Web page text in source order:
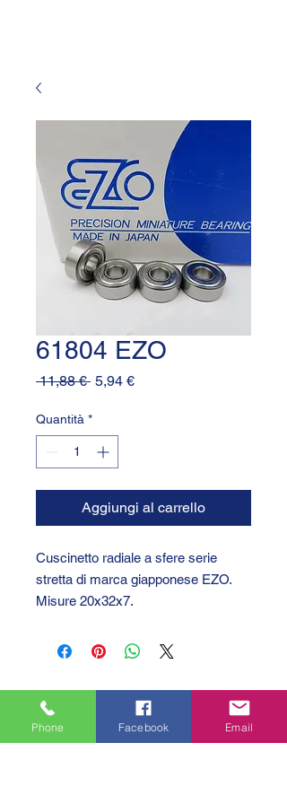
61804 EZO
11,88 € Prezzo
5,94 €Prezzo
Quantità *
Aggiungi al carrello
Cuscinetto radiale a sfere serie
stretta di marca giapponese EZO.
Misure 20x32x7.
Phone Facebook Email